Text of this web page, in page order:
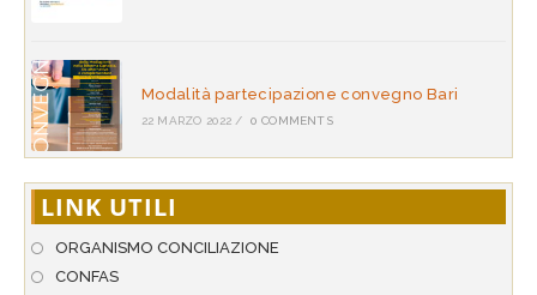
Modalità partecipazione convegno Bari
22 MARZO 2022 / 0 COMMENTS
LINK UTILI
ORGANISMO CONCILIAZIONE
CONFAS